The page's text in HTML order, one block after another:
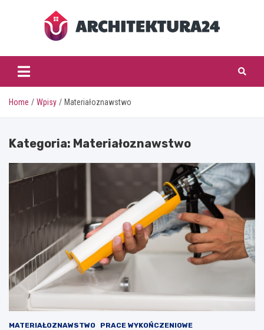
architektura24.pl
Home Wpisy Materiałoznawstwo
Kategoria: Materiałoznawstwo
MATERIAŁOZNAWSTWO
PRACE WYKOŃCZENIOWE